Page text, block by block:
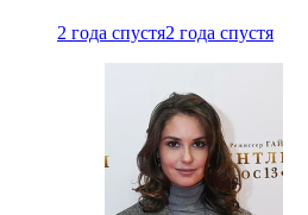
2 года спустя2 года спустя